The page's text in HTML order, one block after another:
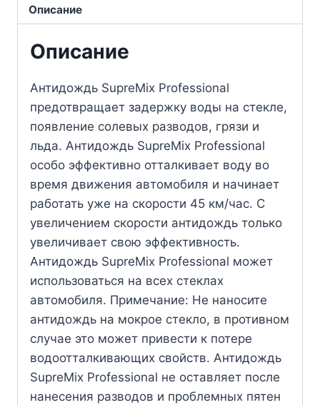
Описание
Описание
Антидождь SupreMix Professional
предотвращает задержку воды на стекле,
появление солевых разводов, грязи и
льда. Антидождь SupreMix Professional
особо эффективно отталкивает воду во
время движения автомобиля и начинает
работать уже на скорости 45 км/час. С
увеличением скорости антидождь только
увеличивает свою эффективность.
Антидождь SupreMix Professional может
использоваться на всех стеклах
автомобиля. Примечание: Не наносите
антидождь на мокрое стекло, в противном
случае это может привести к потере
водоотталкивающих свойств. Антидождь
SupreMix Professional не оставляет после
нанесения разводов и проблемных пятен